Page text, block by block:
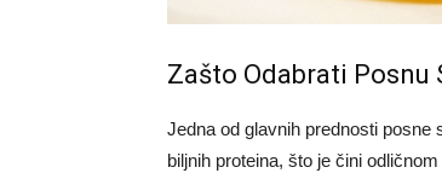
Zašto Odabrati Posnu
Jedna od glavnih prednosti posne
biljnih proteina, što je čini